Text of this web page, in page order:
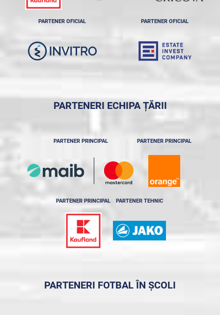
PARTENER OFICIAL PARTENER OFICIAL
PARTENERI ECHIPA ȚĂRII
PARTENER PRINCIPAL PARTENER PRINCIPAL
PARTENER PRINCIPAL PARTENER TEHNIC
PARTENERI FOTBAL ÎN ȘCOLI